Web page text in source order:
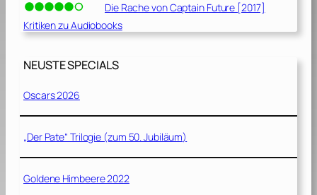
Die Rache von Captain Future [2017]
Kritiken zu Audiobooks
NEUSTE SPECIALS
Oscars 2026
„Der Pate“ Trilogie (zum 50. Jubiläum)
Goldene Himbeere 2022